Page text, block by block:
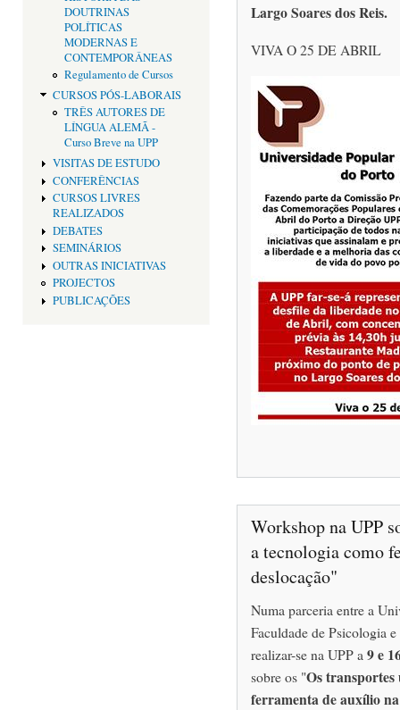
DOUTRINAS
POLÍTICAS
MODERNAS E
CONTEMPORÂNEAS
Regulamento de Cursos
CURSOS PÓS-LABORAIS
TRÊS AUTORES DE
LÍNGUA ALEMÃ -
Curso Breve na UPP
VISITAS DE ESTUDO
CONFERÊNCIAS
CURSOS LIVRES
REALIZADOS
DEBATES
SEMINÁRIOS
OUTRAS INICIATIVAS
PROJECTOS
PUBLICAÇÕES
Largo Soares dos Reis.
VIVA O 25 DE ABRIL
Workshop na UPP
a tecnologia como
deslocação"
Numa parceria entre a
Faculdade de Psicologia
realizar-se na UPP a 9 e
sobre os "Os transportes
ferramenta de auxílio